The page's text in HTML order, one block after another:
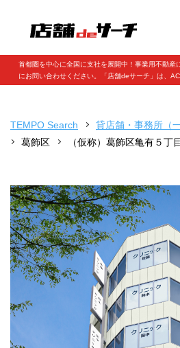
首都圏を中心に全国に支社を展開中！事業用不動産
にお問い合わせください。「店舗deサーチ」は、
TEMPO Search 貸店舗・事務所（一
葛飾区
（仮称）葛飾区亀有５